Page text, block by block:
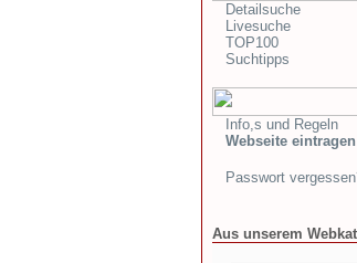
Detailsuche
Livesuche
TOP100
Suchtipps
Info,s und Regeln
Webseite eintragen
Passwort
Aus unserem